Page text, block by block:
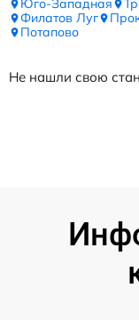
Юго-Западная
Филатов Луг
Потапово
Не нашли свою